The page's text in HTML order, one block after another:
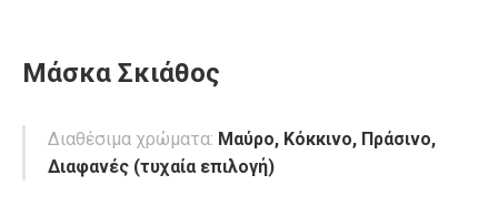
Μάσκα Σκιάθος
Διαθέσιμα χρώματα: Μαύρο, Κόκκινο, Πράσινο,
Διαφανές (τυχαία επιλογή)